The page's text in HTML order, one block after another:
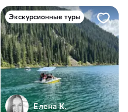
Экскурсионные туры
Елена К.